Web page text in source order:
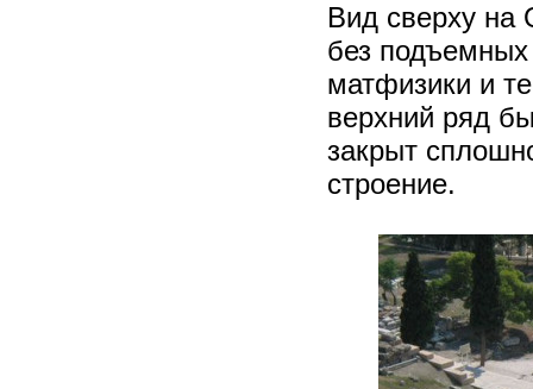
Вид сверху на
без подъемных
матфизики и
верхний ряд
закрыт
строение.